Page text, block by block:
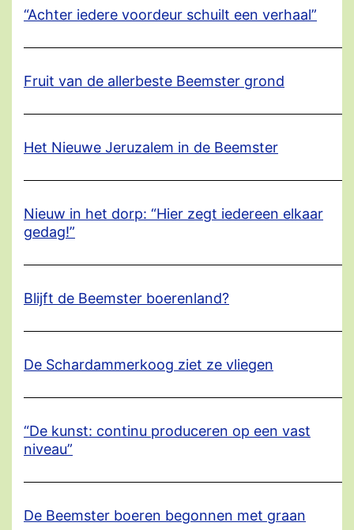
“Achter iedere voordeur schuilt een verhaal”
Fruit van de allerbeste Beemster grond
Het Nieuwe Jeruzalem in de Beemster
Nieuw in het dorp: “Hier zegt iedereen elkaar
gedag!”
Blijft de Beemster boerenland?
De Schardammerkoog ziet ze vliegen
“De kunst: continu produceren op een vast
niveau”
De Beemster boeren begonnen met graan